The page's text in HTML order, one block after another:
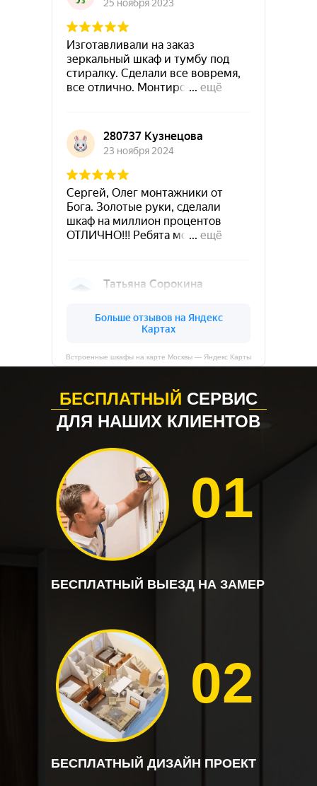
Встроенные шкафы на карте Москвы — Яндекс Карты
БЕСПЛАТНЫЙ ВЫЕЗД НА ЗАМЕР
01
БЕСПЛАТНЫЙ ДИЗАЙН ПРОЕКТ
02
БЕСПЛАТНЫЙ СЕРВИС
ДЛЯ НАШИХ КЛИЕНТОВ